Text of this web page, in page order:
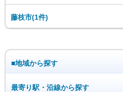
藤枝市(1件)
■地域から探す
最寄り駅・沿線から探す